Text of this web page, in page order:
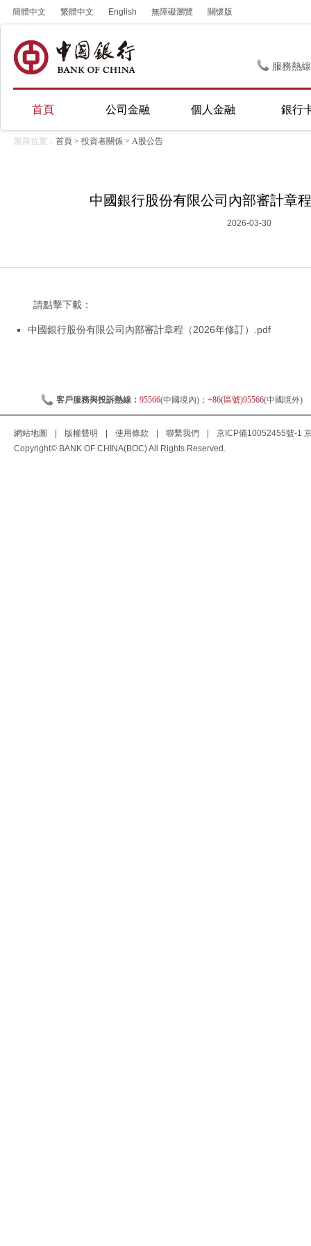
簡體中文 繁體中文 English 無障礙瀏覽 關懷版
服務熱
首頁 公司金融 個人金融 銀行
當前位置： 首頁 > 投資者關係 > A股公告
中國銀行股份有限公司內部審計章
2026-03-30
請點擊下載：
中國銀行股份有限公司內部審計章程（2026年修訂）.pdf
客戶服務與投訴熱線： 95566(中國境內)； +86(區號)95566(中國境外)
網站地圖 版權聲明 使用條款 聯繫我們 京ICP備10052455號-1
Copyright© BANK OF CHINA(BOC) All Rights Reserved.